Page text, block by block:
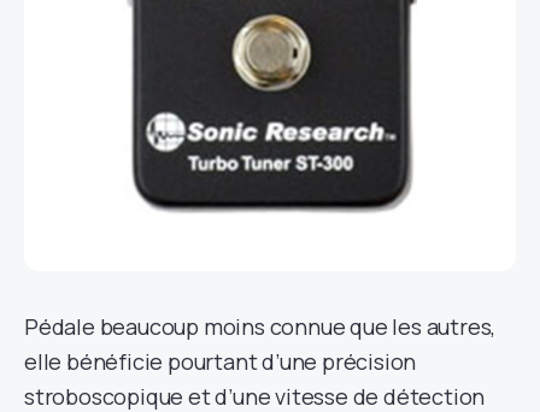
Pédale beaucoup moins connue que les autres,
elle bénéficie pourtant d’une précision
stroboscopique et d’une vitesse de détection